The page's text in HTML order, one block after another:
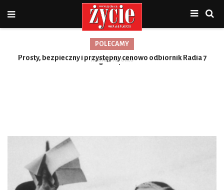
POLECAMY
Prosty, bezpieczny i przystępny cenowo odbiornik Radia 7